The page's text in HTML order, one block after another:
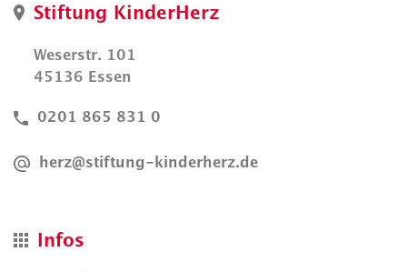
Stiftung KinderHerz
Weserstr. 101
45136 Essen
0201 865 831 0
herz@stiftung-kinderherz.de
Infos